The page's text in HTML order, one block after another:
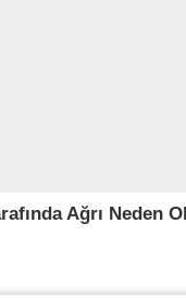
Ağrı Neden